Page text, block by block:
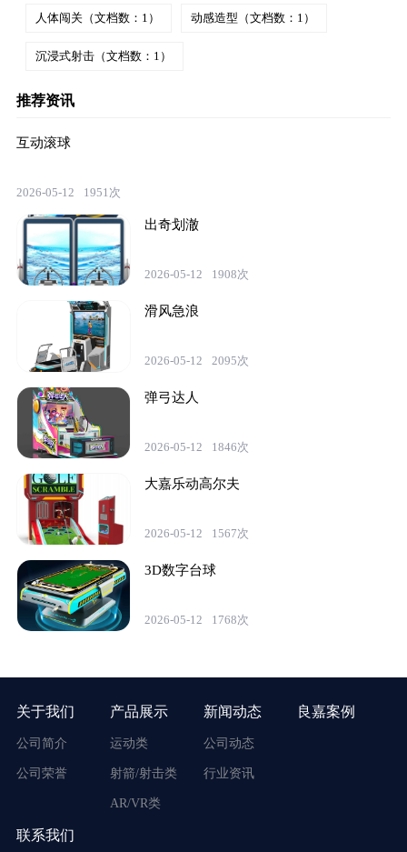
人体闯关（文档数：1） 动感造型（文档数：1）
沉浸式射击（文档数：1）
推荐资讯
互动滚球
2026-05-12 1951次
出奇划澈
2026-05-12 1908次
滑风急浪
2026-05-12 2095次
弹弓达人
2026-05-12 1846次
大嘉乐动高尔夫
2026-05-12 1567次
3D数字台球
2026-05-12 1768次
关于我们
公司简介
公司荣誉
产品展示
运动类
射箭/射击类
AR/VR类
新闻动态
公司动态
行业资讯
良嘉案例
联系我们